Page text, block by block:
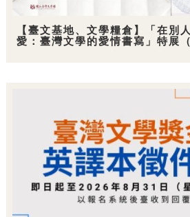
【臺文基地、文學糧倉】「在別
愛：臺灣文學的愛情書寫」特展（